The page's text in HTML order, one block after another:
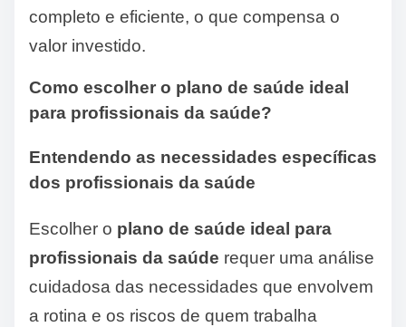
completo e eficiente, o que compensa o
valor investido.
Como escolher o plano de saúde ideal
para profissionais da saúde?
Entendendo as necessidades específicas
dos profissionais da saúde
Escolher o plano de saúde ideal para
profissionais da saúde requer uma análise
cuidadosa das necessidades que envolvem
a rotina e os riscos de quem trabalha